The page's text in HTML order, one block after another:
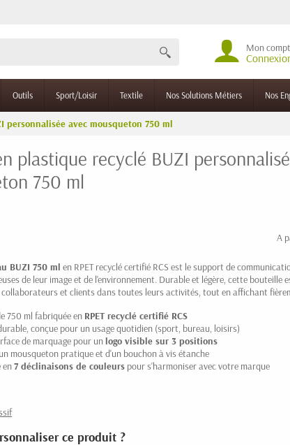
Mon
Outils Sport/Loisir Textile Nos Solutions Métiers Nos
personnalisée avec mousqueton 750 ml
plastique recyclé BUZI
750 ml
A
BUZI 750 ml en RPET recyclé certifié RCS est le support de
de leur image et de l'environnement. Durable et légère, cette bouteille
collaborateurs et clients dans toutes leurs activités, tout en affichant
750 ml fabriquée en RPET recyclé certifié RCS
conçue pour un usage quotidien (sport, bureau, loisirs)
de marquage pour unlogo visible sur 3 positions
mousqueton pratique et d'un bouchon à vis étanche
en7 déclinaisons de couleurs pour s'harmoniser avec votre marque
ce produit ?